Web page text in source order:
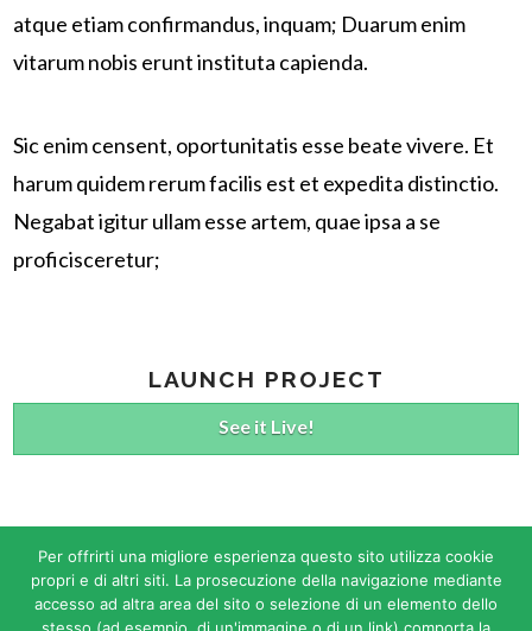
atque etiam confirmandus, inquam; Duarum enim
vitarum nobis erunt instituta capienda.
Sic enim censent, oportunitatis esse beate vivere. Et
harum quidem rerum facilis est et expedita distinctio.
Negabat igitur ullam esse artem, quae ipsa a se
proficisceretur;
LAUNCH PROJECT
See it Live!
©2026 All rights reserved Associazione Progetto Essere
Maria Filippetto - ODV - ETS - C.F. 92144230288
Per offrirti una migliore esperienza questo sito utilizza cookie
propri e di altri siti. La prosecuzione della navigazione mediante
accesso ad altra area del sito o selezione di un elemento dello